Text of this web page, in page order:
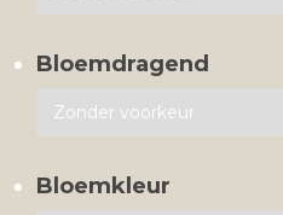
Bloemdragend
Bloemkleur